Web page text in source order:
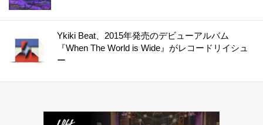
Ykiki Beat、2015年発売のデビューアルバム
『When The World is Wide』がレコードリイシュ
ー